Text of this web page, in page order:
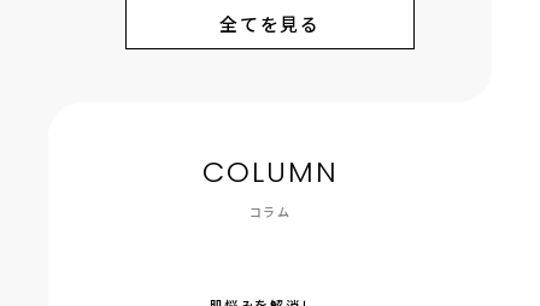
全てを見る
COLUMN
コラム